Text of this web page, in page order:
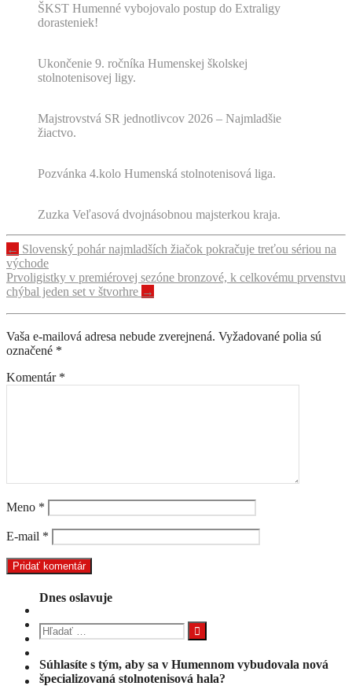
ŠKST Humenné vybojovalo postup do Extraligy
dorasteniek!
Ukončenie 9. ročníka Humenskej školskej
stolnotenisovej ligy.
Majstrovstvá SR jednotlivcov 2026 – Najmladšie
žiactvo.
Pozvánka 4.kolo Humenská stolnotenisová liga.
Zuzka Veľasová dvojnásobnou majsterkou kraja.
Navigácia
príspevku
← Slovenský pohár najmladších žiačok pokračuje treťou sériou na
východe
Prvoligistky v premiérovej sezóne bronzové, k celkovému prvenstvu
chýbal jeden set v štvorhre →
Vaša e-mailová adresa nebude zverejnená. Vyžadované polia sú
označené *
Komentár *
Meno *
E-mail *
Dnes oslavuje
Hľadať:
Súhlasíte s tým, aby sa v Humennom vybudovala nová
špecializovaná stolnotenisová hala?